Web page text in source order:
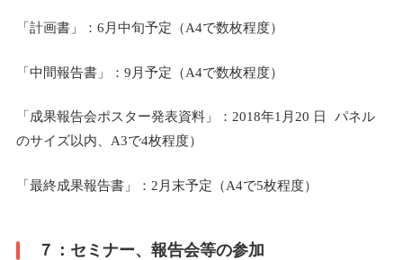
「計画書」：6月中旬予定（A4で数枚程度）
「中間報告書」：9月予定（A4で数枚程度）
「成果報告会ポスター発表資料」：2018年1月20 日 パネル
のサイズ以内、A3で4枚程度）
「最終成果報告書」：2月末予定（A4で5枚程度）
７：セミナー、報告会等の参加